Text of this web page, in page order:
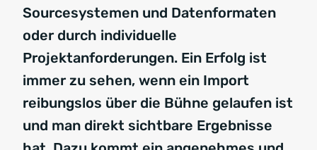
Sourcesystemen und Datenformaten
oder durch individuelle
Projektanforderungen. Ein Erfolg ist
immer zu sehen, wenn ein Import
reibungslos über die Bühne gelaufen ist
und man direkt sichtbare Ergebnisse